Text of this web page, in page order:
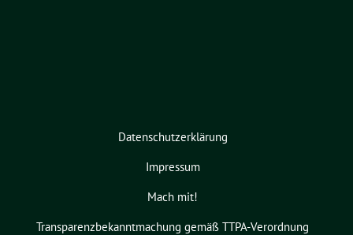
Datenschutzerklärung
Impressum
Mach mit!
Transparenzbekanntmachung gemäß TTPA-Verordnung